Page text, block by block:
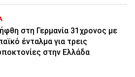
στη Γερμανία 31χρονος με
ένταλμα για τρεις
στην Ελλάδα